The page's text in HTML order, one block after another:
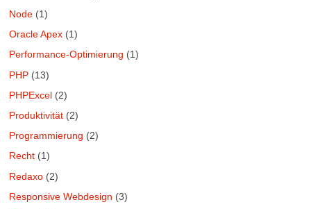
Node (1)
Oracle Apex (1)
Performance-Optimierung (1)
PHP (13)
PHPExcel (2)
Produktivität (2)
Programmierung (2)
Recht (1)
Redaxo (2)
Responsive Webdesign (3)